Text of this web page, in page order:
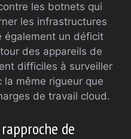
les botnets qui
les infrastructures
également un déficit
des appareils de
difficiles à surveiller
la même rigueur que
de travail cloud.
de